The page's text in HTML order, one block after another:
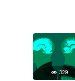
329